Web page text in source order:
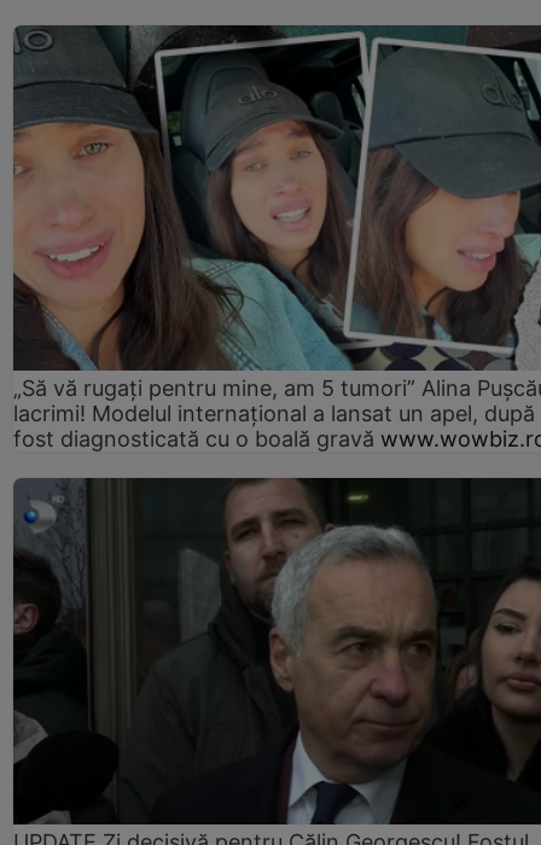
„Să vă rugați pentru mine, am 5 tumori” Alina
lacrimi! Modelul internațional a lansat un apel, după
fost diagnosticată cu o boală gravă